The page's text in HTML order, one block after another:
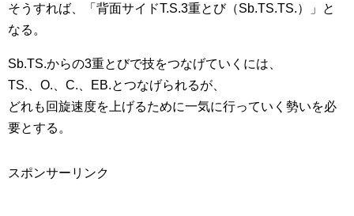
そうすれば、「背面サイドT.S.3重とび（Sb.TS.TS.）」と
なる。
Sb.TS.からの3重とびで技をつなげていくには、
TS.、O.、C.、EB.とつなげられるが、
どれも回旋速度を上げるために一気に行っていく勢いを必
要とする。
スポンサーリンク